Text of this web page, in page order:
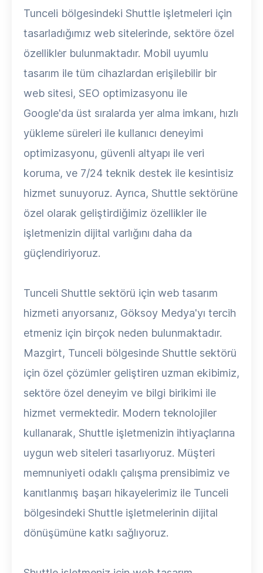
Tunceli bölgesindeki Shuttle işletmeleri için
tasarladığımız web sitelerinde, sektöre özel
özellikler bulunmaktadır. Mobil uyumlu
tasarım ile tüm cihazlardan erişilebilir bir
web sitesi, SEO optimizasyonu ile
Google'da üst sıralarda yer alma imkanı, hızlı
yükleme süreleri ile kullanıcı deneyimi
optimizasyonu, güvenli altyapı ile veri
koruma, ve 7/24 teknik destek ile kesintisiz
hizmet sunuyoruz. Ayrıca, Shuttle sektörüne
özel olarak geliştirdiğimiz özellikler ile
işletmenizin dijital varlığını daha da
güçlendiriyoruz.
Tunceli Shuttle sektörü için web tasarım
hizmeti arıyorsanız, Göksoy Medya'yı tercih
etmeniz için birçok neden bulunmaktadır.
Mazgirt, Tunceli bölgesinde Shuttle sektörü
için özel çözümler geliştiren uzman ekibimiz,
sektöre özel deneyim ve bilgi birikimi ile
hizmet vermektedir. Modern teknolojiler
kullanarak, Shuttle işletmenizin ihtiyaçlarına
uygun web siteleri tasarlıyoruz. Müşteri
memnuniyeti odaklı çalışma prensibimiz ve
kanıtlanmış başarı hikayelerimiz ile Tunceli
bölgesindeki Shuttle işletmelerinin dijital
dönüşümüne katkı sağlıyoruz.